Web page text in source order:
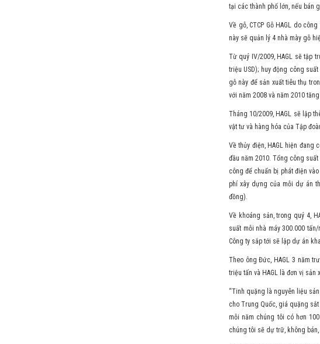
tại các thành phố lớn, nếu bán
Về gỗ, CTCP Gỗ HAGL do
này sẽ quản lý 4 nhà mày gỗ
Từ quý IV/2009, HAGL sẽ tập
triệu USD); huy động công
gỗ này để sản xuất tiêu thụ
với năm 2008 và năm 2010
Tháng 10/2009, HAGL sẽ lập
vật tư và hàng hóa của Tập
Về thủy điện, HAGL hiện
đầu năm 2010. Tổng công
công để chuẩn bị phát điện
phí xây dựng của mỗi dự án
đồng).
Về khoáng sản, trong quý 4,
suất mỗi nhà máy 300.000
Công ty sắp tới sẽ lập dự án
Theo ông Đức, HAGL 3 năm
triệu tấn và HAGL là đơn vị sản
“Tinh quặng là nguyên liệu
cho Trung Quốc, giá quặng
mỗi năm chúng tôi có hơn
chúng tôi sẽ dự trữ, không bán,